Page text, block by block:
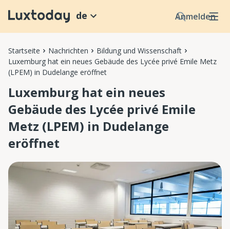
Anmelden
de
Startseite Nachrichten
Bildung und Wissenschaft
Luxemburg hat ein neues Gebäude des Lycée privé Emile Metz
(LPEM) in Dudelange eröffnet
Luxemburg hat ein neues
Gebäude des Lycée privé Emile
Metz (LPEM) in Dudelange
eröffnet